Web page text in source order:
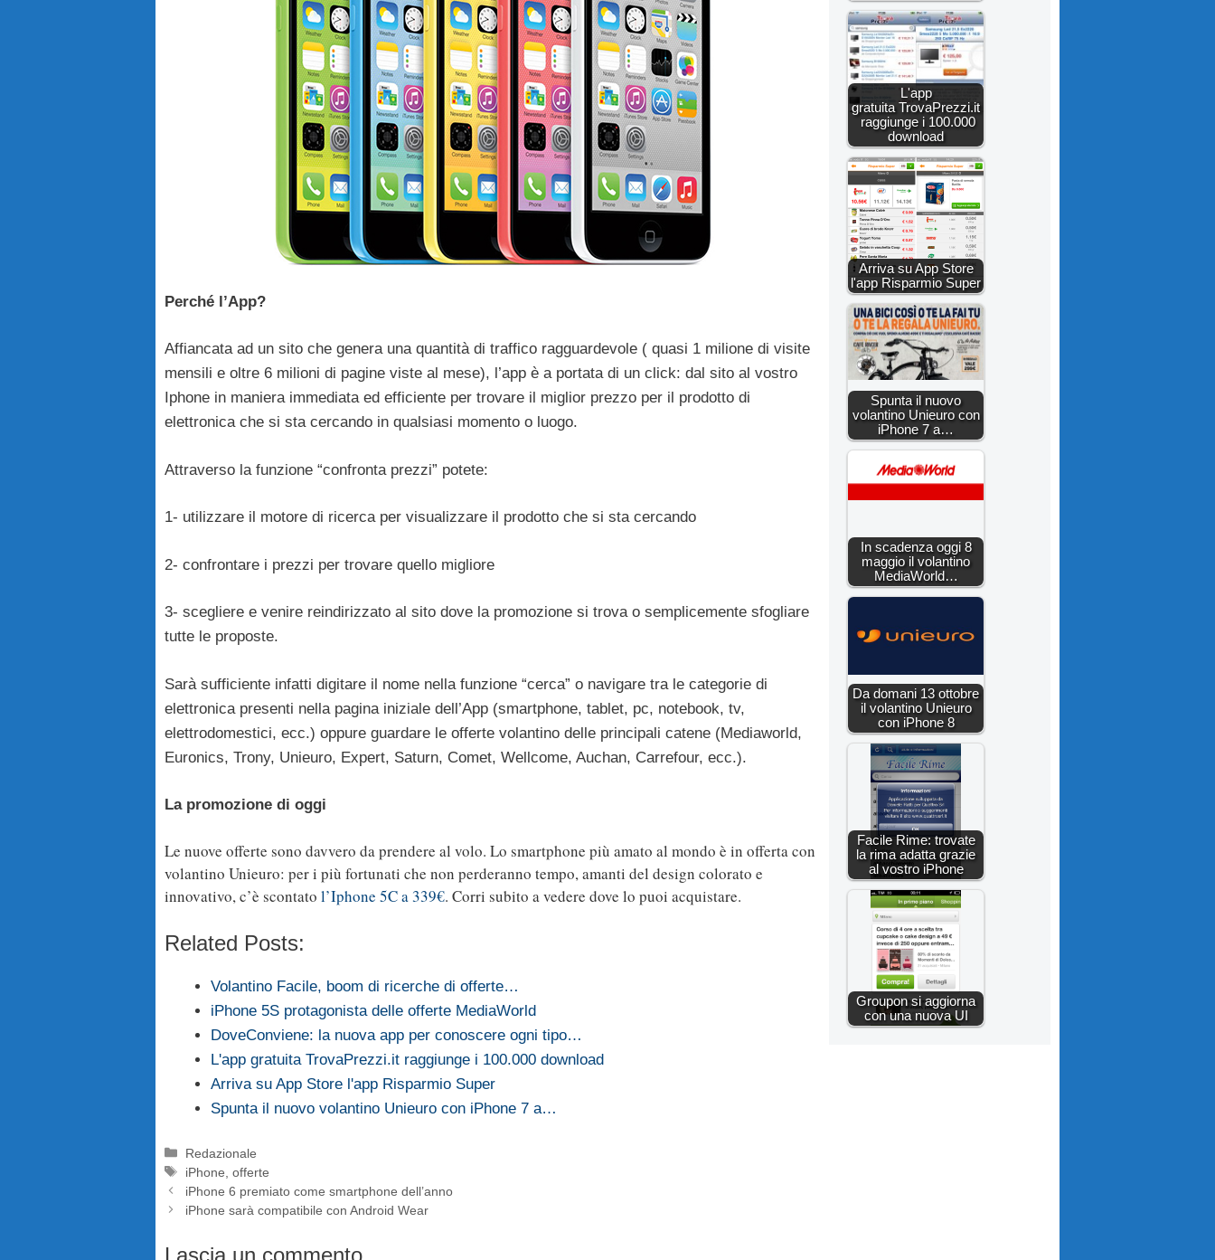
Perché l’App?
Affiancata ad un sito che genera una quantità di traffico ragguardevole ( quasi 1 milione di visite
mensili e oltre 6 milioni di pagine viste al mese), l’app è a portata di un click: dal sito al vostro
Iphone in maniera immediata ed efficiente per trovare il miglior prezzo per il prodotto di
elettronica che si sta cercando in qualsiasi momento o luogo.
Attraverso la funzione “confronta prezzi” potete:
1- utilizzare il motore di ricerca per visualizzare il prodotto che si sta cercando
2- confrontare i prezzi per trovare quello migliore
3- scegliere e venire reindirizzato al sito dove la promozione si trova o semplicemente sfogliare
tutte le proposte.
Sarà sufficiente infatti digitare il nome nella funzione “cerca” o navigare tra le categorie di
elettronica presenti nella pagina iniziale dell’App (smartphone, tablet, pc, notebook, tv,
elettrodomestici, ecc.) oppure guardare le offerte volantino delle principali catene (Mediaworld,
Euronics, Trony, Unieuro, Expert, Saturn, Comet, Wellcome, Auchan, Carrefour, ecc.).
La promozione di oggi
Le nuove offerte sono davvero da prendere al volo. Lo smartphone più amato al mondo è in offerta con
volantino Unieuro: per i più fortunati che non perderanno tempo, amanti del design colorato e
innovativo, c’è scontato l’Iphone 5C a 339€. Corri subito a vedere dove lo puoi acquistare.
Related Posts:
Volantino Facile, boom di ricerche di offerte…
iPhone 5S protagonista delle offerte MediaWorld
DoveConviene: la nuova app per conoscere ogni tipo…
L'app gratuita TrovaPrezzi.it raggiunge i 100.000 download
Arriva su App Store l'app Risparmio Super
Spunta il nuovo volantino Unieuro con iPhone 7 a…
Categorie
Redazionale
Tag
iPhone ,offerte
iPhone 6 premiato come smartphone dell’anno
iPhone sarà compatibile con Android Wear
Lascia un commento
L'app
gratuita TrovaPrezzi.it
raggiunge i 100.000
download
Arriva su App Store
l'app Risparmio Super
Spunta il nuovo
volantino Unieuro con
iPhone 7 a…
In scadenza oggi 8
maggio il volantino
MediaWorld…
Da domani 13 ottobre
il volantino Unieuro
con iPhone 8
Facile Rime: trovate
la rima adatta grazie
al vostro iPhone
Groupon si aggiorna
con una nuova UI